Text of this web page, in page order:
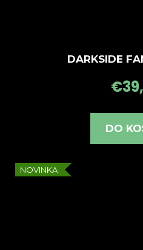
DARKSIDE
DO
NOVINKA